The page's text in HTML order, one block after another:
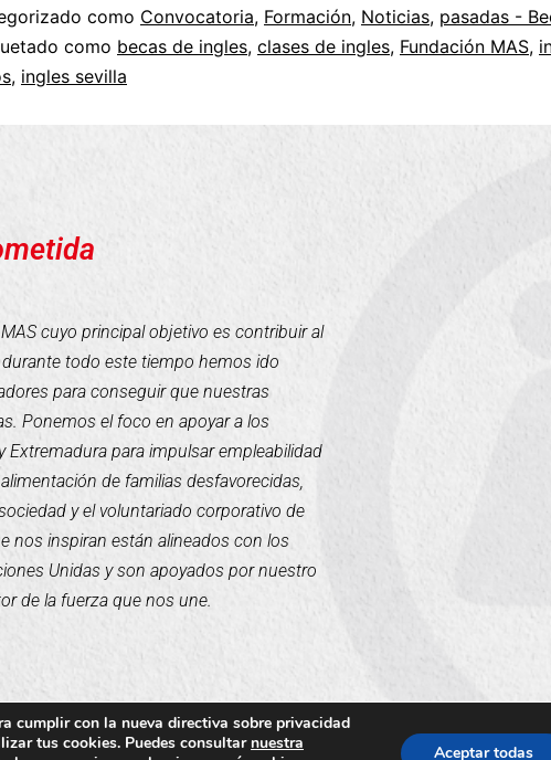
como Convocatoria, Formación, Noticias, pasadas -
como becas de ingles, clases de ingles, Fundación MAS,
, ingles sevilla
cuyo principal objetivo es contribuir al
todo este tiempo hemos ido
para conseguir que nuestras
Ponemos el foco en apoyar a los
para impulsar empleabilidad
de familias desfavorecidas,
y el voluntariado corporativo de
nos inspiran están alineados con los
Unidas y son apoyados por nuestro
de la fuerza que nos une.
cumplir con la nueva directiva sobre privacidad
tus cookies. Puedes consultar nuestra
Aceptar todas